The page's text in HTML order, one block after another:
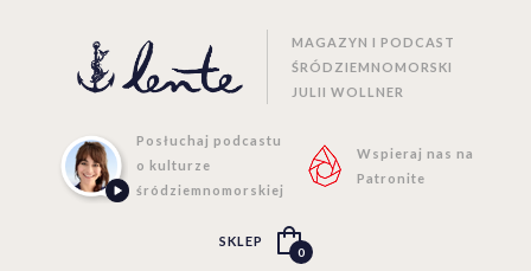
MAGAZYN I PODCAST
ŚRÓDZIEMNOMORSKI
JULII WOLLNER
Posłuchaj podcastu
o kulturze
śródziemnomorskiej
Wspieraj nas na
Patronite
SKLEP
0